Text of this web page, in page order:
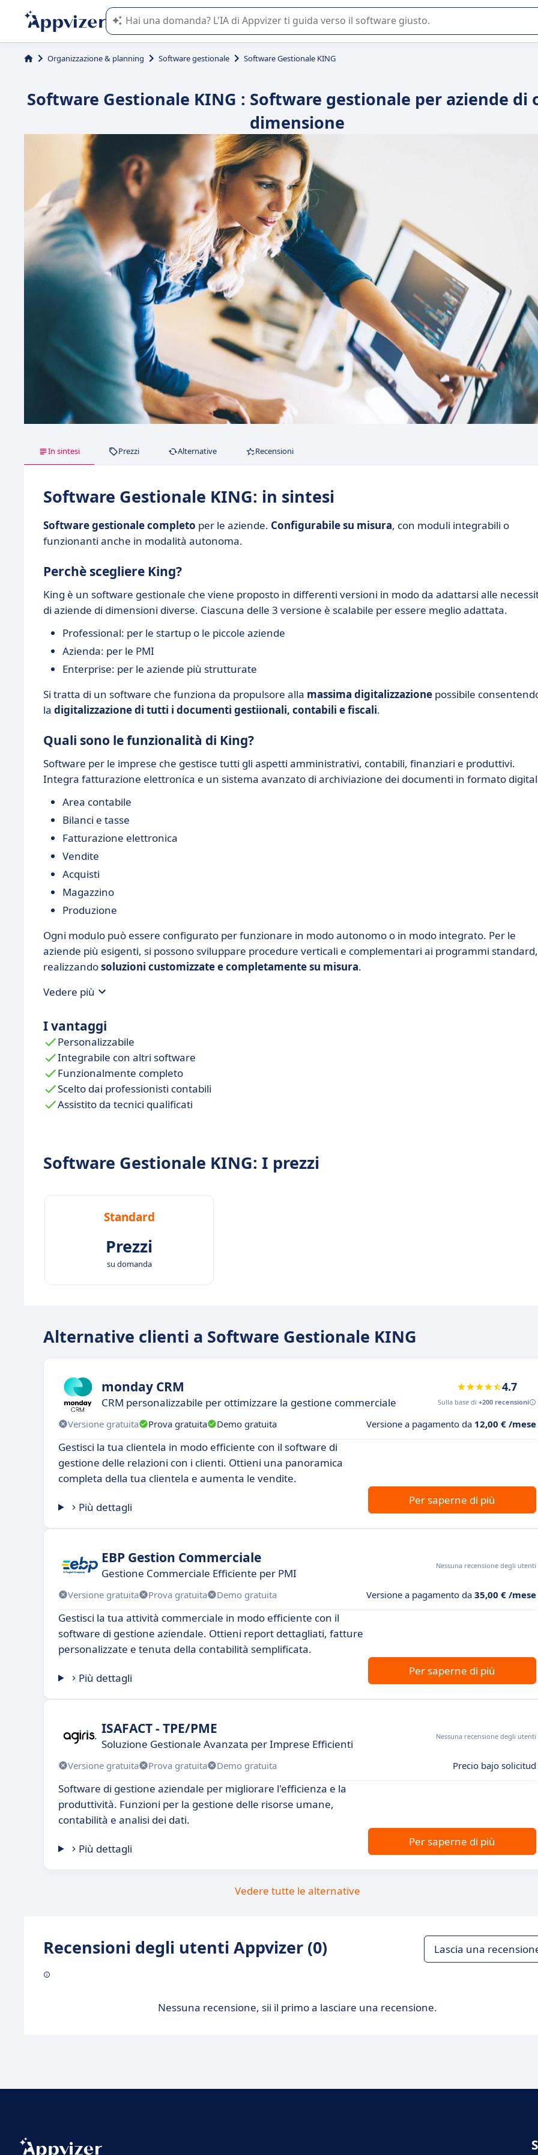
L'IA di Appvizer vi guida nell'utilizzo o nella scelta di un software SaaS per la vostra azienda.
Organizzazione & planning Software gestionale Software Gestionale KING
Software Gestionale KING : Software gestionale per aziende di
dimensione
In sintesi Prezzi Alternative Recensioni
Software Gestionale KING: in sintesi
Software gestionale completo per le aziende. Configurabile su misura, con moduli integrabili o
funzionanti anche in modalità autonoma.
Perchè scegliere King?
King è un software gestionale che viene proposto in differenti versioni in modo da adattarsi alle
di aziende di dimensioni diverse. Ciascuna delle 3 versione è scalabile per essere meglio adattata.
Professional: per le startup o le piccole aziende
Azienda: per le PMI
Enterprise: per le aziende più strutturate
Si tratta di un software che funziona da propulsore alla massima digitalizzazione possibile
la digitalizzazione di tutti i documenti gestiionali, contabili e fiscali.
Quali sono le funzionalità di King?
Software per le imprese che gestisce tutti gli aspetti amministrativi, contabili, finanziari e produttivi.
Integra fatturazione elettronica e un sistema avanzato di archiviazione dei documenti in formato
Area contabile
Bilanci e tasse
Fatturazione elettronica
Vendite
Acquisti
Magazzino
Produzione
Ogni modulo può essere configurato per funzionare in modo autonomo o in modo integrato. Per le
aziende più esigenti, si possono sviluppare procedure verticali e complementari ai programmi standard,
realizzandosoluzioni customizzate e completamente su misura.
Vedere più
I vantaggi
Personalizzabile
Integrabile con altri software
Funzionalmente completo
Scelto dai professionisti contabili
Assistito da tecnici qualificati
Software Gestionale KING: I prezzi
Standard
Prezzi
su domanda
Alternative clienti a Software Gestionale KING
monday CRM
CRM personalizzabile per ottimizzare la gestione commerciale
4.7
Sulla base di +200 recensioni
Versione gratuita Prova gratuita Demo gratuita Versione a pagamento da 12,00 € /mese
Gestisci la tua clientela in modo efficiente con il software di
gestione delle relazioni con i clienti. Ottieni una panoramica
completa della tua clientela e aumenta le vendite.
Più dettagli
Per saperne di più
EBP Gestion Commerciale
Gestione Commerciale Efficiente per PMI
Nessuna recensione degli utenti
Versione gratuita Prova gratuita Demo gratuita Versione a pagamento da 35,00 € /mese
Gestisci la tua attività commerciale in modo efficiente con il
software di gestione aziendale. Ottieni report dettagliati, fatture
personalizzate e tenuta della contabilità semplificata.
Più dettagli
Per saperne di più
ISAFACT - TPE/PME
Soluzione Gestionale Avanzata per Imprese Efficienti
Nessuna recensione degli utenti
Versione gratuita Prova gratuita Demo gratuita Precio bajo solicitud
Software di gestione aziendale per migliorare l'efficienza e la
produttività. Funzioni per la gestione delle risorse umane,
contabilità e analisi dei dati.
Più dettagli
Per saperne di più
Vedere tutte le alternative
Recensioni degli utenti Appvizer (0) Lascia una
Nessuna recensione, sii il primo a lasciare una recensione.